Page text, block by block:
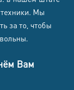
Стоимость от (в
НДС)
Мы
за то, чтобы
Вам